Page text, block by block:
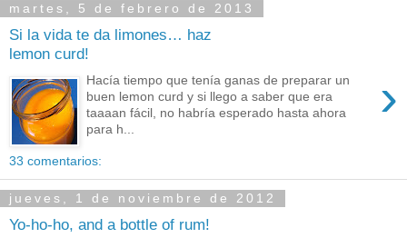
martes, 5 de febrero de 2013
Si la vida te da limones… haz
lemon curd!
›
Hacía tiempo que tenía ganas de preparar un
buen lemon curd y si llego a saber que era
taaaan fácil, no habría esperado hasta ahora
para h...
33 comentarios:
jueves, 1 de noviembre de 2012
Yo-ho-ho, and a bottle of rum!